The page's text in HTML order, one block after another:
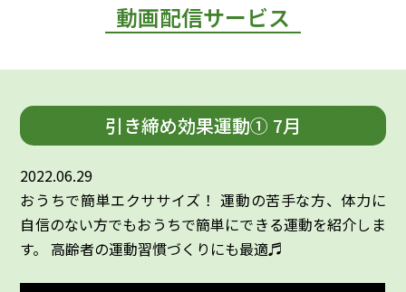
動画配信サービス
引き締め効果運動① 7月
2022.06.29
おうちで簡単エクササイズ！ 運動の苦手な方、体力に
自信のない方でもおうちで簡単にできる運動を紹介しま
す。 高齢者の運動習慣づくりにも最適♬